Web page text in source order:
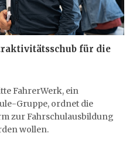
für die
FahrerWerk, ein
Gruppe, ordnet die
zur Fahrschulausbildung
wollen.